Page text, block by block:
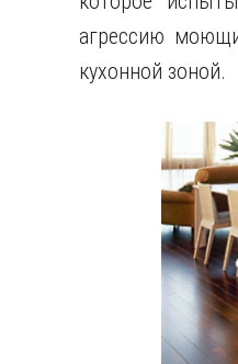
агрессию
кухонной зоной.